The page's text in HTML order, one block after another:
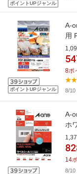
ポイントUPジャンル
ポイントUPジャンル
A-
用
ー
8ポ
8/10
A-
ホ
14
8/10